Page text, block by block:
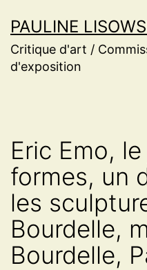
au
contenu
PAULINE
Critique d'art /
d'exposition
Eric Emo,
formes, un
les
Bourdelle,
Bourdelle,